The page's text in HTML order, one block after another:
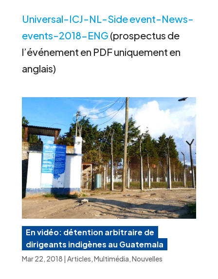
Universal-ICJ-NL-Side event-News-
events-2018-ENG (prospectus de
l’événement en PDF uniquement en
anglais)
En vidéo: détention arbitraire de
dirigeants indigènes au Guatemala
Mar 22, 2018 Articles,Multimédia,Nouvelles